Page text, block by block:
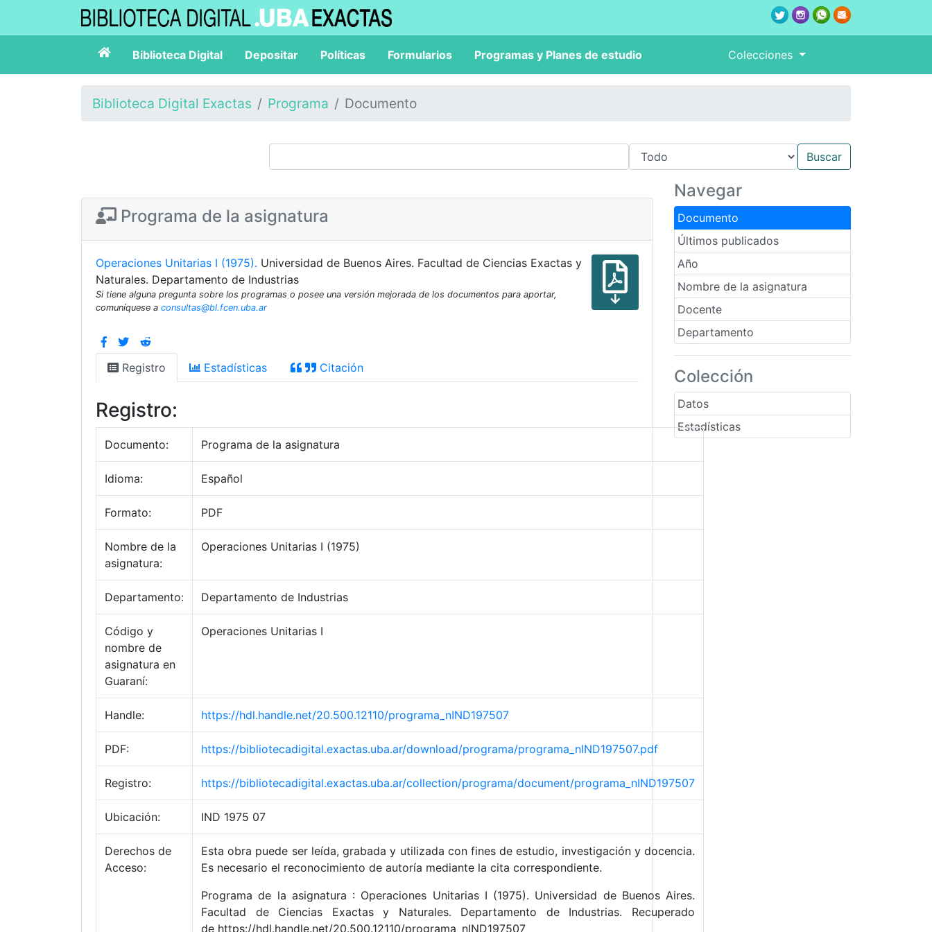
Biblioteca Digital Depositar Políticas Formularios Programas y Planes de estudio Colecciones
Biblioteca Digital Exactas Programa Documento
Navegar
Documento
Últimos publicados
Año
Nombre de la asignatura
Docente
Departamento
Colección
Datos
Estadísticas
Programa de la asignatura
Operaciones Unitarias I (1975). Universidad de Buenos Aires. Facultad de Ciencias Exactas y
Naturales. Departamento de Industrias
Si tiene alguna pregunta sobre los programas o posee una versión mejorada de los documentos para aportar,
comuníquese a consultas@bl.fcen.uba.ar
Registro Estadísticas Citación
Registro:
Documento: Programa de la asignatura
Idioma: Español
Formato: PDF
Nombre de la
asignatura:
Operaciones Unitarias I (1975)
Departamento: Departamento de Industrias
Código y
nombre de
asignatura en
Guaraní:
Operaciones Unitarias I
Handle: https://hdl.handle.net/20.500.12110/programa_nIND197507
PDF: https://bibliotecadigital.exactas.uba.ar/download/programa/programa_nIND197507.pdf
Registro: https://bibliotecadigital.exactas.uba.ar/collection/programa/document/programa_nIND197507
Ubicación: IND 1975 07
Derechos de
Acceso:
Esta obra puede ser leída, grabada y utilizada con fines de estudio, investigación y docencia.
Es necesario el reconocimiento de autoría mediante la cita correspondiente.
Programa de la asignatura : Operaciones Unitarias I (1975). Universidad de Buenos Aires.
Facultad de Ciencias Exactas y Naturales. Departamento de Industrias. Recuperado
de https://hdl.handle.net/20.500.12110/programa_nIND197507